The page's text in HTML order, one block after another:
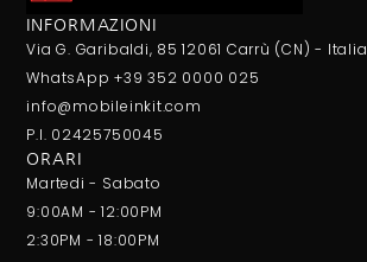
INFORMAZIONI
Via G. Garibaldi, 85 12061 Carrù (CN) - Italia
WhatsApp +39 352 0000 025
info@mobileinkit.com
P.I. 02425750045
ORARI
Martedi - Sabato
9:00AM - 12:00PM
2:30PM - 18:00PM